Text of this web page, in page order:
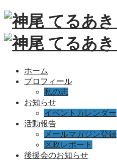
ホーム
プロフィール
私の志
お知らせ
イベントカレンダー
活動報告
メールマガジン登録
区政レポート
後援会のお知らせ